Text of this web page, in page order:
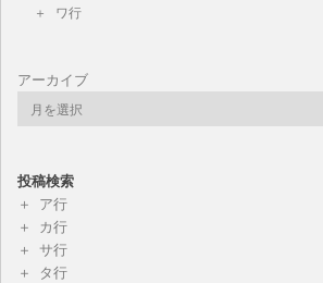
ワ行
アーカイブ
投稿検索
ア行
カ行
サ行
タ行